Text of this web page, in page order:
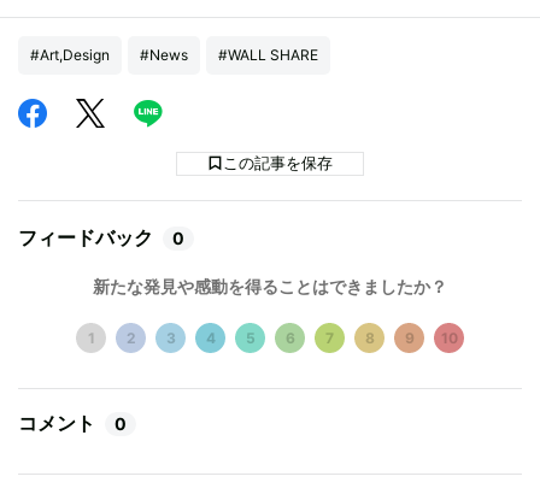
#Art,Design #News #WALL SHARE
この記事を保存
フィードバック 0
新たな発見や感動を得ることはできましたか？
1 2 3 4 5 6 7 8 9 10
コメント 0